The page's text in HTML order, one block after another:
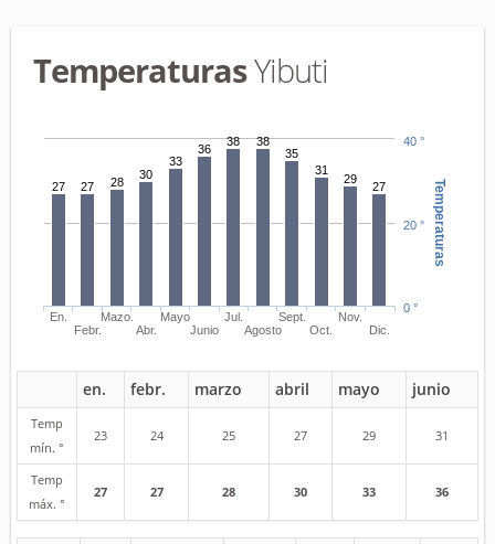
TemperaturasYibuti
Temperaturas
27 27 28
30
33
36
38
38
35
31
29
27
En.
Febr.
Mazo.
Abr.
Mayo
Junio
Jul.
Agosto
Sept.
Oct.
Nov.
Dic.
0 °
20 °
40 °
en. febr. marzo abril mayo junio
Temp
mín. °
23 24 25 27 29 31
Temp
máx. °
27 27 28 30 33 36